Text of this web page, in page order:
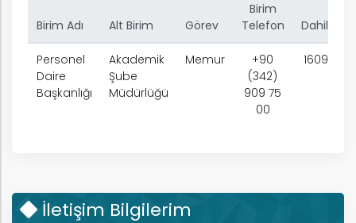
Birim Adı Alt Birim Görev
Birim
Telefon
Dahili
Personel
Daire
Başkanlığı
Akademik
Şube
Müdürlüğü
Memur
+90
(342)
909 75
00
1609
İletişim Bilgilerim